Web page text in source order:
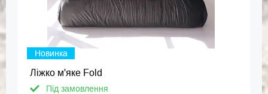
Новинка
Ліжко м'яке Fold
Під замовлення